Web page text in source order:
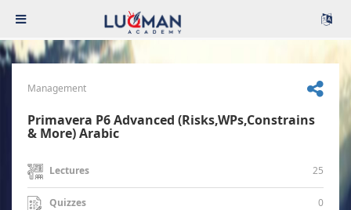
Management
Primavera P6 Advanced (Risks,WPs,Constrains
& More) Arabic
Lectures 25
Quizzes 0